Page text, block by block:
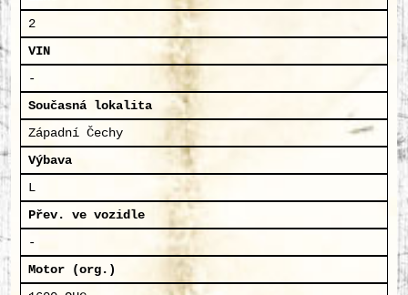
2
VIN
-
Současná lokalita
Západní Čechy
Výbava
L
Přev. ve vozidle
-
Motor (org.)